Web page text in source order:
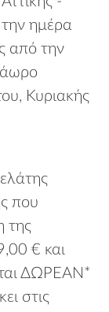
ημέρα
από την
Κυριακής
που
της
€ και
ΔΩΡΕΑΝ*
στις